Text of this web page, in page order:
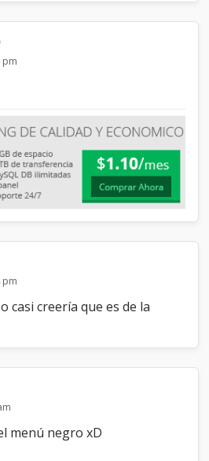
pm
pm
casi creería que es de la
menú negro xD